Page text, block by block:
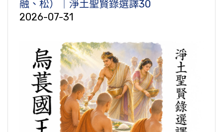
融、松）｜淨土聖賢錄選譯30
2026-07-31